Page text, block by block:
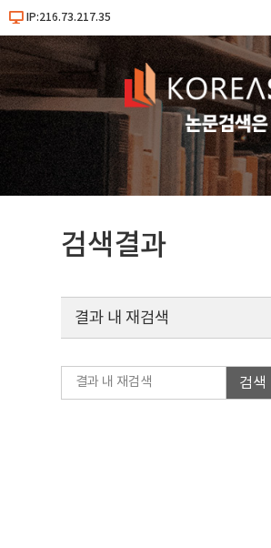
IP:216.73.217.35
검색결과
결과 내 재검색
검색